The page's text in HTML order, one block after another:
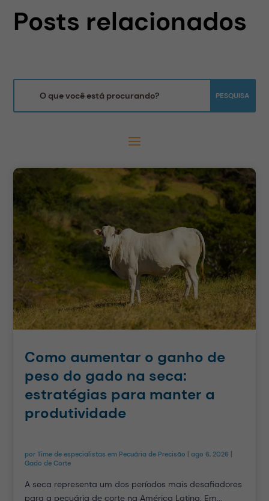
Posts relacionados
Como aumentar o ganho de
peso do gado na seca:
estratégias para manter a
produtividade
porTime de especialistas em Pecuária de Precisão |ago 6, 2026
Gado de Corte
A seca representa um dos períodos mais desafiadores
para a pecuária de corte na América Latina. Em...